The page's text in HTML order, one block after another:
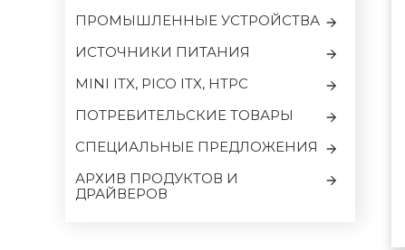
ПРОМЫШЛЕННЫЕ УСТРОЙСТВА
ИСТОЧНИКИ ПИТАНИЯ
MINI ITX, PICO ITX, HTPC
ПОТРЕБИТЕЛЬСКИЕ ТОВАРЫ
CПЕЦИАЛЬНЫЕ ПРЕДЛОЖЕНИЯ
АРХИВ ПРОДУКТОВ И
ДРАЙВЕРОВ